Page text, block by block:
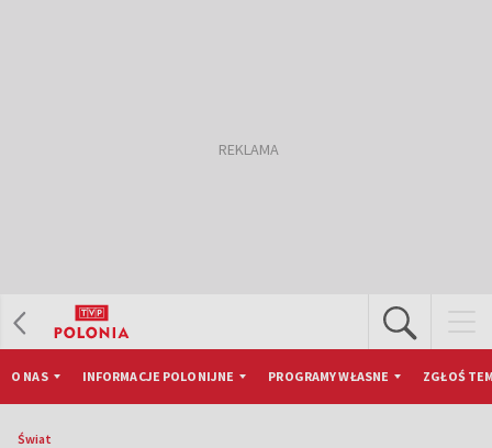
O NAS INFORMACJE POLONIJNE PROGRAMY WŁASNE ZGŁOŚ
Świat